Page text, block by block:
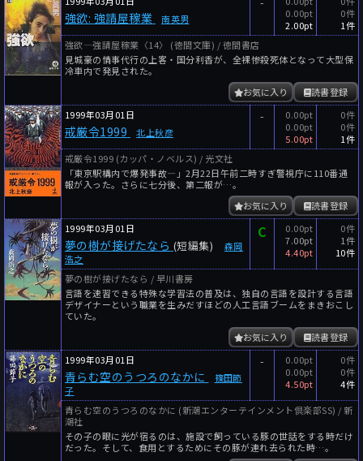
強欲: 強請屋稼業 南英男
0.00pt
2.00pt
0件
1件
強欲―強請屋稼業〈14〉 (徳間文庫) / 徳間書店
見城豪の情事代行の上客・国分利香が、全裸惨殺死体となって大型保
冷車内で発見された。
読書登録
お気に入り
1999年03月01日
戒厳令1999 北上秋彦
-
0.00pt
0.00pt
5.00pt
0件
0件
1件
戒厳令1999 (カッパ・ノベルス) / 光文社
「東京駅構内で爆発事故―」2月22日午前二時すぎ警視庁に110番通
報が入った。さらに七分後、第二報が…。
読書登録
お気に入り
1999年03月01日
夢の樹が接げたなら (短編集)
森岡
浩之
C
0.00pt
7.00pt
4.40pt
0件
1件
10件
夢の樹が接げたなら / 早川書房
言語を速習できる特殊な学習法の普及は、独自の言語を設計する言語
デザイナーという職業を生みだすほどの人工言語ブームをまきおこし
ていた。
読書登録
お気に入り
1999年03月01日
青らむ空のうつろのなかに
篠田節
子
-
0.00pt
0.00pt
4.50pt
0件
0件
4件
青らむ空のうつろのなかに (新潮エンターテインメント倶楽部SS) / 新
潮社
その子の眼に光が宿るのは、施設で飼っている豚の世話をする時だけ
だった。そして、食用とするためにその豚が連れ去られた時…。